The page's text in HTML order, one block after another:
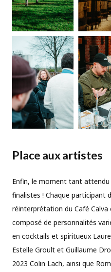
Place aux artistes
Enfin, le moment tant attendu
finalistes ! Chaque participant
réinterprétation du Café
composé de personnalités
en cocktails et spiritueux
Estelle Groult et Guillaume
2023 Colin Lach, ainsi que